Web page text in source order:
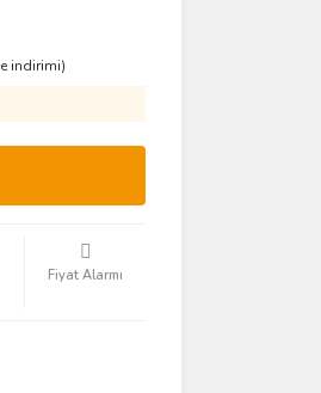
indirimi)
Fiyat Alarmı